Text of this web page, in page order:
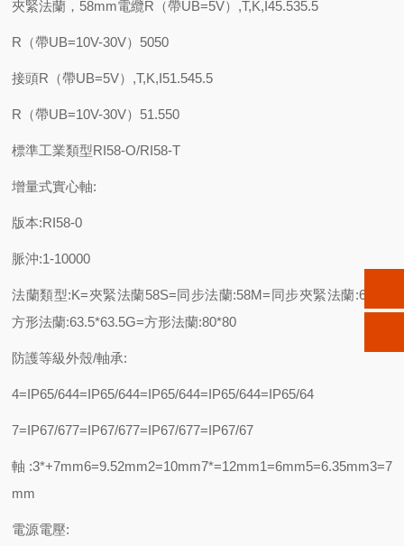
夾緊法蘭，58mm電纜R（帶UB=5V）,T,K,I45.535.5
R（帶UB=10V-30V）5050
接頭R（帶UB=5V）,T,K,I51.545.5
R（帶UB=10V-30V）51.550
標準工業類型RI58-O/RI58-T
增量式實心軸:
版本:RI58-0
脈沖:1-10000
法蘭類型:K=夾緊法蘭58S=同步法蘭:58M=同步夾緊法蘭:65Q=
方形法蘭:63.5*63.5G=方形法蘭:80*80
防護等級外殼/軸承:
4=IP65/644=IP65/644=IP65/644=IP65/644=IP65/64
7=IP67/677=IP67/677=IP67/677=IP67/67
軸:3*+7mm6=9.52mm2=10mm7*=12mm1=6mm5=6.35mm3=7
mm
電源電壓: